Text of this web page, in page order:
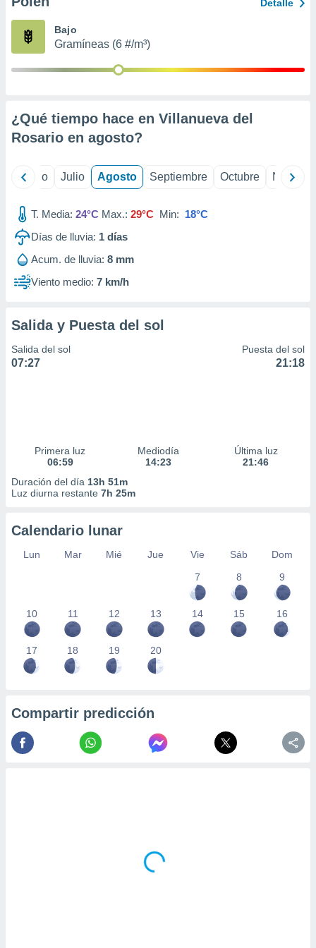
e
1199
Detalle
Bajo
Gramíneas (6 #/m³)
¿Qué tiempo hace en Villanueva del
Rosario en agosto?
Junio Julio Agosto Septiembre Octubre
T. Media: 24°C Max.: 29°C Min: 18°C
Días de lluvia: 1 días
Acum. de lluvia: 8 mm
Viento medio: 7 km/h
Salida y Puesta del sol
Salida del sol
07:27
Puesta del sol
21:18
Primera luz
06:59
Mediodía
14:23
Última luz
21:46
Duración del día 13h 51m
Luz diurna restante 7h 25m
Calendario lunar
Lun Mar Mié Jue Vie Sáb
Dom
7
8 9
10 11 12 13 14 15 16
17 18 19 20
Compartir predicción